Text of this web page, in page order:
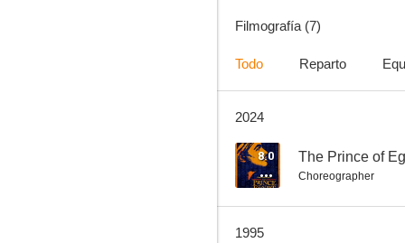
Filmografía (7)
Todo Reparto
2024
8.0 The Prince of
Choreographer
1995